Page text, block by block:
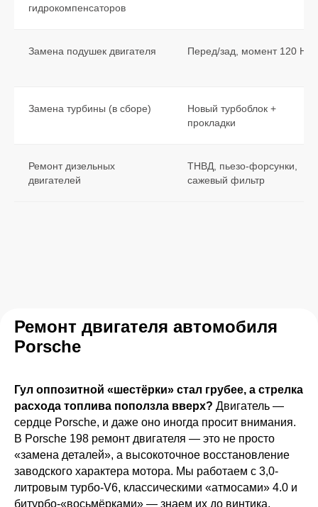
гидрокомпенсаторов
Замена подушек двигателя Перед/зад, момент 120 Н·м
Замена турбины (в сборе)
Новый турбоблок +
прокладки
Ремонт дизельных
двигателей
ТНВД, пьезо-форсунки,
сажевый фильтр
Ремонт двигателя автомобиля
Porsche
Гул оппозитной «шестёрки» стал грубее, а стрелка
расхода топлива поползла вверх? Двигатель —
сердце Porsche, и даже оно иногда просит внимания.
В Porsche 198 ремонт двигателя — это не просто
«замена деталей», а высокоточное восстановление
заводского характера мотора. Мы работаем с 3,0-
литровым турбо-V6, классическими «атмосами» 4.0 и
битурбо-«восьмёрками» — знаем их до винтика.
Бесплатный осмотр
1 системы при первом